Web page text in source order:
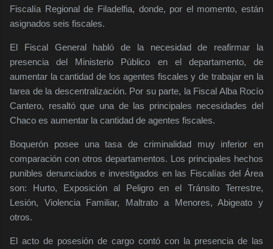
Fiscalía Regional de Filadelfia, donde, por el momento, están
asignados seis fiscales.
El Fiscal General habló de la necesidad de reafirmar la
presencia del Ministerio Público en el departamento, de
aumentar la cantidad de los agentes fiscales y de trabajar en la
tarea de la descentralización. Por su parte, la Fiscal Alba Rocío
Cantero, resaltó que una de las principales necesidades del
Chaco es aumentar la cantidad de agentes fiscales.
Boquerón posee una tasa de criminalidad muy inferior en
comparación con otros departamentos. Los principales hechos
punibles denunciados e investigados en las Fiscalías del Área
son: Hurto, Exposición al Peligro en el Tránsito Terrestre,
Lesión, Violencia Familiar, Maltrato a Menores, Abigeato y
otros.
El acto de posesión de cargo contó con la presencia de las